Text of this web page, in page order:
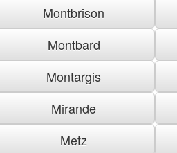
Montbrison
Montbard
Montargis
Mirande
Metz